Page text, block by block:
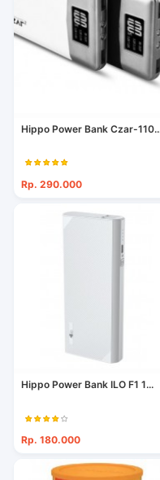
Hippo Power Bank Czar-
Rp. 290.000
Hippo Power Bank ILO F1 1...
Rp. 180.000